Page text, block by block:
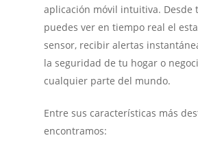
aplicación móvil intuitiva. Desde
puedes ver en tiempo real el
sensor, recibir alertas
la seguridad de tu hogar o
cualquier parte del mundo.
Entre sus características más
encontramos: